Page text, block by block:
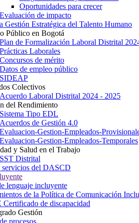
Oportunidades para crecer
Evaluación de impacto
Gestión Estratégica del Talento Humano
Público en Bogotá
Plan de Formalización Laboral Distrital
Prácticas Laborales
Concursos de mérito
Datos de empleo público
SIDEAP
Colectivos
Acuerdo Laboral Distrital 2024 - 2025
del Rendimiento
Sistema Tipo EDL
Acuerdos de Gestión 4.0
Evaluacion-Gestion-Empleados-
Evaluacion-Gestion-Empleados-Temporales
y Salud en el Trabajo
SST Distrital
servicios del DASCD
lenguaje incluyente
de la Política de Comunicación
de discapacidad
Gestión
procesos